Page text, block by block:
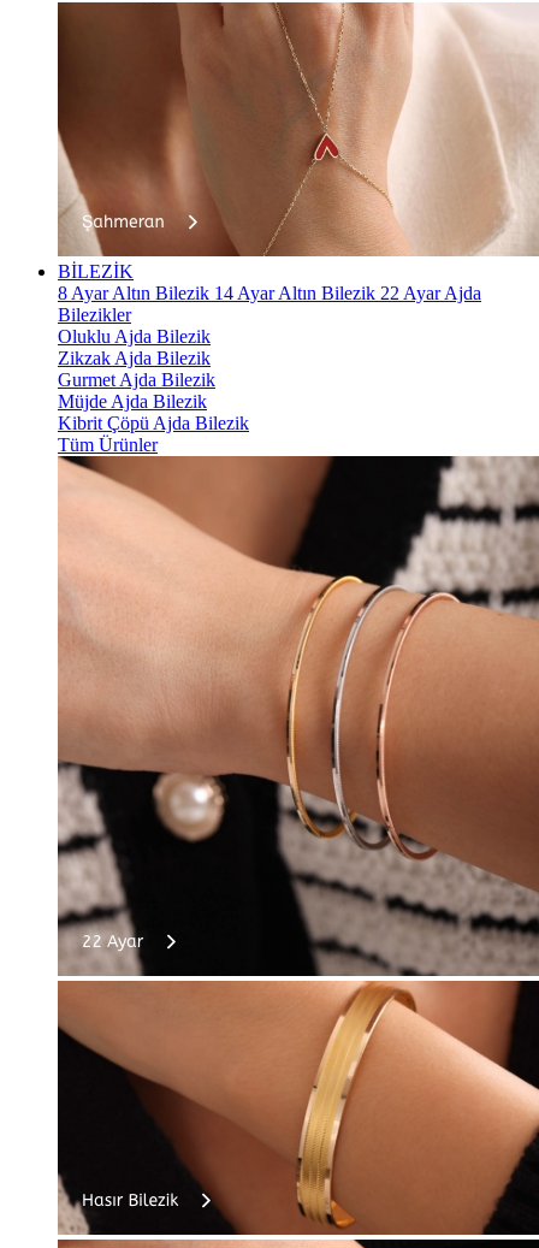
BİLEZİK
8 Ayar Altın Bilezik 14 Ayar Altın Bilezik 22 Ayar Ajda
Bilezikler
Oluklu Ajda Bilezik
Zikzak Ajda Bilezik
Gurmet Ajda Bilezik
Müjde Ajda Bilezik
Kibrit Çöpü Ajda Bilezik
Tüm Ürünler